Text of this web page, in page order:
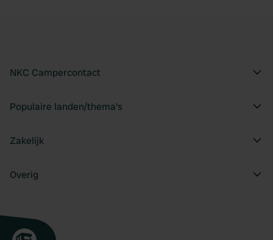
NKC Campercontact
Populaire landen/thema's
Zakelijk
Overig